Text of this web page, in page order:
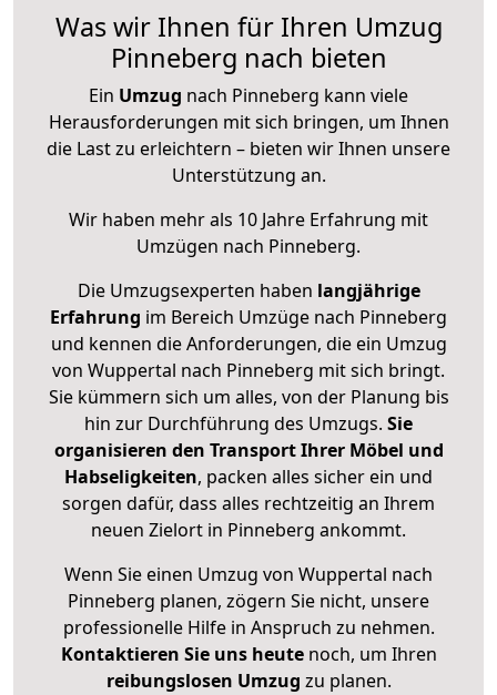
Was wir Ihnen für Ihren Umzug
Pinneberg nach bieten
Ein Umzug nach Pinneberg kann viele
Herausforderungen mit sich bringen, um Ihnen
die Last zu erleichtern – bieten wir Ihnen unsere
Unterstützung an.
Wir haben mehr als 10 Jahre Erfahrung mit
Umzügen nach Pinneberg.
Die Umzugsexperten haben langjährige
Erfahrung im Bereich Umzüge nach Pinneberg
und kennen die Anforderungen, die ein Umzug
von Wuppertal nach Pinneberg mit sich bringt.
Sie kümmern sich um alles, von der Planung bis
hin zur Durchführung des Umzugs. Sie
organisieren den Transport Ihrer Möbel und
Habseligkeiten, packen alles sicher ein und
sorgen dafür, dass alles rechtzeitig an Ihrem
neuen Zielort in Pinneberg ankommt.
Wenn Sie einen Umzug von Wuppertal nach
Pinneberg planen, zögern Sie nicht, unsere
professionelle Hilfe in Anspruch zu nehmen.
Kontaktieren Sie uns heutenoch, um Ihren
reibungslosen Umzug zu planen.